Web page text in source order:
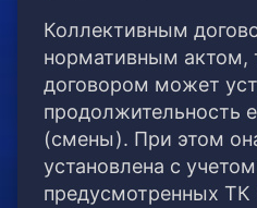
Коллективным
нормативным актом,
договором может
продолжительность
(смены). При этом
установлена с
предусмотренных